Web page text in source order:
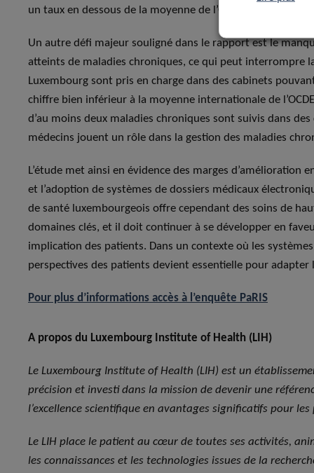
un taux en dessous de la moyenne de l’OCDE (19 %), déjà
Un autre défi majeur souligné dans le rapport est le
atteints de maladies chroniques, ce qui peut interrompre
Luxembourg sont pris en charge dans des cabinets
chiffre bien inférieur à la moyenne internationale de
d’au moins deux maladies chroniques sont suivis dans
médecins jouent un rôle dans la gestion des maladies
L’étude met ainsi en évidence des marges
et l’adoption de systèmes de dossiers médicaux
de santé luxembourgeois offre cependant des soins de
domaines clés, et il doit continuer à se développer en
implication des patients. Dans un contexte où les
perspectives des patients devient essentielle pour
Pour plus d’informations accès à l’enquête PaRIS
A propos du Luxembourg Institute of Health (LIH)
Le Luxembourg Institute of Health (LIH) est un
précision et investi dans la mission de devenir une
l’excellence scientifique en avantages significatifs pour les
Le LIH place le patient au cœur de toutes ses activités,
les connaissances et les technologies issues de la